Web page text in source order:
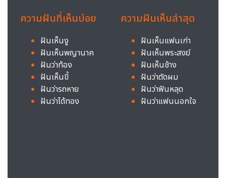
ความฝันที่เห็นบ่อย
ฝันเห็นงู
ฝันเห็นพญานาค
ฝันว่าท้อง
ฝันเห็นขี้
ฝันว่ารถหาย
ฝันว่าได้ทอง
ความฝันเห็นล่าสุด
ฝันเห็นแฟนเก่า
ฝันเห็นพระสงฆ์
ฝันเห็นช้าง
ฝันว่าตัดผม
ฝันว่าฟันหลุด
ฝันว่าแฟนนอกใจ